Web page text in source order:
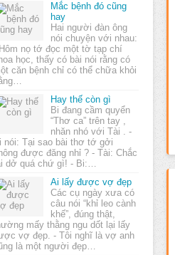
Mắc bệnh đó cũng
hay
Hai người đàn ông
nói chuyện với nhau:
nọ tớ đọc một tờ tạp chí
học, thấy có bài nói rằng có
căn bệnh chỉ có thể chữa khỏi
Hay thế còn gì
Bi đang cầm quyển
“Thơ ca” trên tay ,
nhăn nhó với Tài . -
nói: Tại sao bài thơ tớ gởi
được đăng nhỉ ? - Tài: Chắc
dở quá chứ gì! - Bi:…
Ai lấy được vợ đẹp
Các cụ ngày xưa có
câu nói “khỉ leo cành
khế”, đúng thật,
mấy thằng ngu dốt lại lấy
vợ đẹp. - Tôi nghĩ là vợ anh
là một người đẹp…